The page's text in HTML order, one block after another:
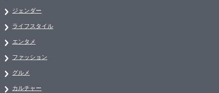
ジェンダー
ライフスタイル
エンタメ
ファッション
グルメ
カルチャー